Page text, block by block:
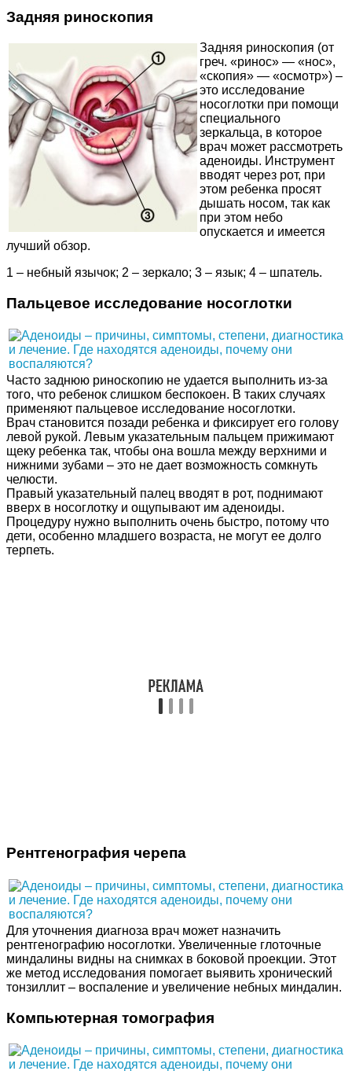
Задняя риноскопия
Задняя риноскопия (от
греч. «ринос» — «нос»,
«скопия» — «осмотр») –
это исследование
носоглотки при помощи
специального
зеркальца, в которое
врач может рассмотреть
аденоиды. Инструмент
вводят через рот, при
этом ребенка просят
дышать носом, так как
при этом небо
опускается и имеется
лучший обзор.
1 – небный язычок; 2 – зеркало; 3 – язык; 4 – шпатель.
Пальцевое исследование носоглотки
Часто заднюю риноскопию не удается выполнить из-за
того, что ребенок слишком беспокоен. В таких случаях
применяют пальцевое исследование носоглотки.
Врач становится позади ребенка и фиксирует его голову
левой рукой. Левым указательным пальцем прижимают
щеку ребенка так, чтобы она вошла между верхними и
нижними зубами – это не дает возможность сомкнуть
челюсти.
Правый указательный палец вводят в рот, поднимают
вверх в носоглотку и ощупывают им аденоиды.
Процедуру нужно выполнить очень быстро, потому что
дети, особенно младшего возраста, не могут ее долго
терпеть.
Рентгенография черепа
Для уточнения диагноза врач может назначить
рентгенографию носоглотки. Увеличенные глоточные
миндалины видны на снимках в боковой проекции. Этот
же метод исследования помогает выявить хронический
тонзиллит – воспаление и увеличение небных миндалин.
Компьютерная томография